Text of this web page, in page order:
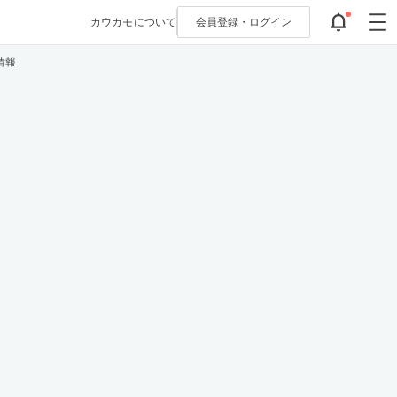
カウカモについて 会員登録・ ログイン
報